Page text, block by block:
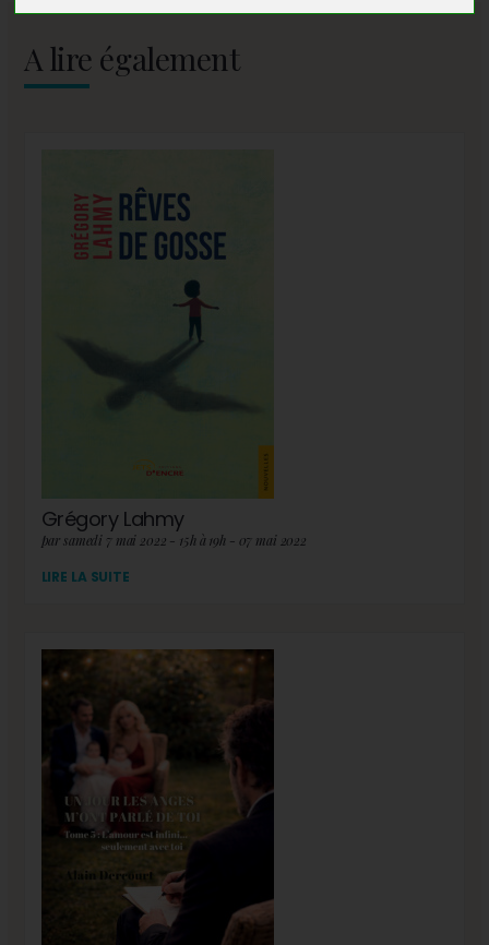
A lire également
Grégory Lahmy
par samedi 7 mai 2022 - 15h à 19h - 07 mai 2022
LIRE LA SUITE